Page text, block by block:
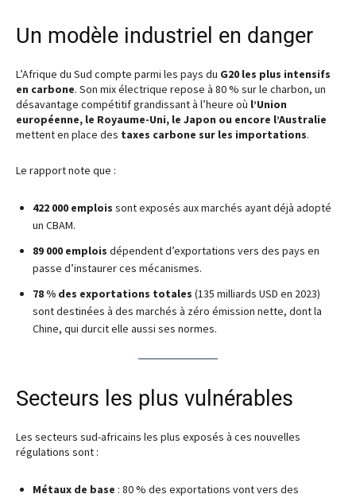
Un modèle industriel en danger
L’Afrique du Sud compte parmi les pays du G20 les plus intensifs
en carbone. Son mix électrique repose à 80 % sur le charbon, un
désavantage compétitif grandissant à l’heure où l’Union
européenne, le Royaume-Uni, le Japon ou encore l’Australie
mettent en place des taxes carbone sur les importations.
Le rapport note que :
422 000 emplois sont exposés aux marchés ayant déjà adopté
un CBAM.
89 000 emplois dépendent d’exportations vers des pays en
passe d’instaurer ces mécanismes.
78 % des exportations totales (135 milliards USD en 2023)
sont destinées à des marchés à zéro émission nette, dont la
Chine, qui durcit elle aussi ses normes.
Secteurs les plus vulnérables
Les secteurs sud-africains les plus exposés à ces nouvelles
régulations sont :
Métaux de base : 80 % des exportations vont vers des